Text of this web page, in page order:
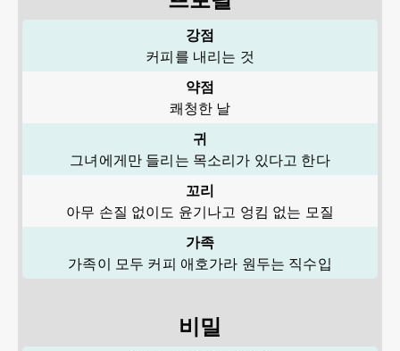
강점
커피를 내리는 것
약점
쾌청한 날
귀
그녀에게만 들리는 목소리가 있다고 한다
꼬리
아무 손질 없이도 윤기나고 엉킴 없는 모질
가족
가족이 모두 커피 애호가라 원두는 직수입
비밀